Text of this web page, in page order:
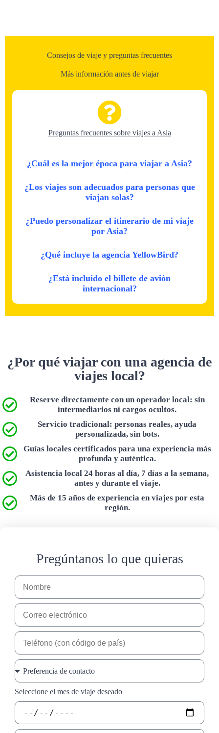
Consejos de viaje y preguntas frecuentes
Más información antes de viajar
Preguntas frecuentes sobre viajes a Asia
¿Cuál es la mejor época para viajar a Asia?
¿Los viajes son adecuados para personas que
viajan solas?
¿Puedo personalizar el itinerario de mi viaje
por Asia?
¿Qué incluye la agencia YellowBird?
¿Está incluido el billete de avión
internacional?
¿Por qué viajar con una agencia de
viajes local?
Reserve directamente con un operador local: sin
intermediarios ni cargos ocultos.
Servicio tradicional: personas reales, ayuda
personalizada, sin bots.
Guías locales certificados para una experiencia más
profunda y auténtica.
Asistencia local 24 horas al día, 7 días a la semana,
antes y durante el viaje.
Más de 15 años de experiencia en viajes por esta
región.
Pregúntanos lo que quieras
Seleccione el mes de viaje deseado